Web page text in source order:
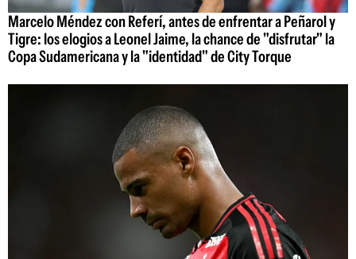
Marcelo Méndez con Referí, antes de enfrentar a Peñarol y
Tigre: los elogios a Leonel Jaime, la chance de "disfrutar" la
Copa Sudamericana y la "identidad" de City Torque